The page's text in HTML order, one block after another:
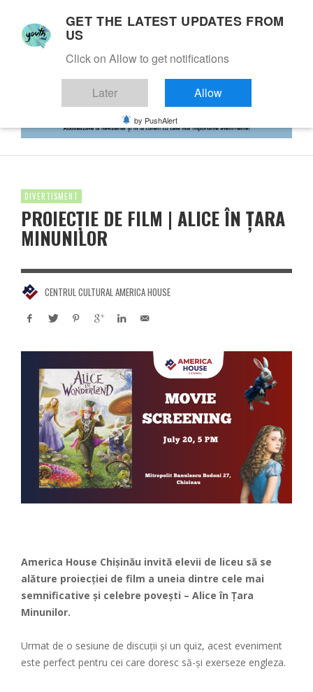
DIVERTISMENT
PROIECȚIE DE FILM | ALICE ÎN ȚARA
MINUNILOR
CENTRUL CULTURAL AMERICA HOUSE
America House Chișinău invită elevii de liceu să se
alăture proiecției de film a uneia dintre cele mai
semnificative și celebre povești – Alice în Țara
Minunilor.
Urmat de o sesiune de discuții și un quiz, acest eveniment
este perfect pentru cei care doresc să-și exerseze engleza.
GET THE LATEST UPDATES FROM
US
Click on Allow to get notifications
Later Allow
by PushAlert